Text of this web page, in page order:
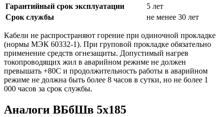
Гарантийный срок эксплуатации
5 лет
Срок службы
не менее 30 лет
Кабели не распространяют горение при одиночной прокладке
(нормы МЭК 60332-1). При груповой прокладке обязательно
применение средств огнезащиты. Допустимый нагрев
токопроводящих жил в аварийном режиме не должен
превышать +80С и продолжительность работы в аварийном
режиме не должна быть более 8 часов в сутки, но не более 1
000 часов за срок службы.
Аналоги ВБбШв 5х185